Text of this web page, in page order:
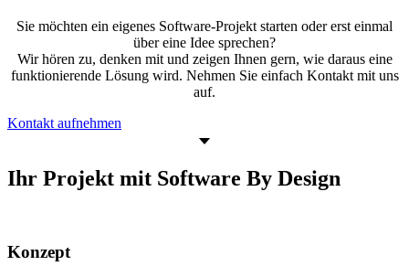
Sie möchten ein eigenes Software-Projekt starten oder erst einmal
über eine Idee sprechen?
Wir hören zu, denken mit und zeigen Ihnen gern, wie daraus eine
funktionierende Lösung wird. Nehmen Sie einfach Kontakt mit uns
auf.
Kontakt aufnehmen
Ihr Projekt mit Software By Design ​
Konzept